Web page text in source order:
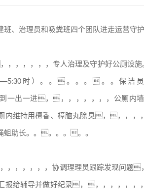
、治理员和吸粪班四个团队进走运营守护
，，，，，，专人治理及守护好公厕设
—5:30时）。。。。。。。保
出一进，，，，，，，，公厕内
维持用檀香、樟脑丸除臭，，，，
助长。。。。。。。
，，，，，，协调理理员跟踪发现问
给辅导并做好纪录，，，，，，，